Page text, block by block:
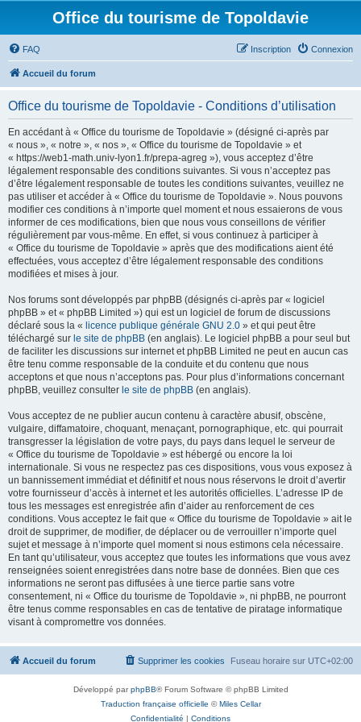
Office du tourisme de Topoldavie
FAQ Connexion
Inscription
Accueil du forum
Office du tourisme de Topoldavie - Conditions d’utilisation
En accédant à « Office du tourisme de Topoldavie » (désigné ci-après par
« nous », « notre », « nos », « Office du tourisme de Topoldavie » et
« https://web1-math.univ-lyon1.fr/prepa-agreg »), vous acceptez d’être
légalement responsable des conditions suivantes. Si vous n’acceptez pas
d’être légalement responsable de toutes les conditions suivantes, veuillez ne
pas utiliser et accéder à « Office du tourisme de Topoldavie ». Nous pouvons
modifier ces conditions à n’importe quel moment et nous essaierons de vous
informer de ces modifications, bien que nous vous conseillons de vérifier
régulièrement par vous-même. En effet, si vous continuez à participer à
« Office du tourisme de Topoldavie » après que des modifications aient été
effectuées, vous acceptez d’être légalement responsable des conditions
modifiées et mises à jour.
Nos forums sont développés par phpBB (désignés ci-après par « logiciel
phpBB » et « phpBB Limited ») qui est un logiciel de forum de discussions
déclaré sous la « licence publique générale GNU 2.0 » et qui peut être
téléchargé sur le site de phpBB (en anglais). Le logiciel phpBB a pour seul but
de faciliter les discussions sur internet et phpBB Limited ne peut en aucun cas
être tenu comme responsable de la conduite et du contenu que nous
acceptons et que nous n’acceptons pas. Pour plus d’informations concernant
phpBB, veuillez consulter le site de phpBB (en anglais).
Vous acceptez de ne publier aucun contenu à caractère abusif, obscène,
vulgaire, diffamatoire, choquant, menaçant, pornographique, etc. qui pourrait
transgresser la législation de votre pays, du pays dans lequel le serveur de
« Office du tourisme de Topoldavie » est hébergé ou encore la loi
internationale. Si vous ne respectez pas ces dispositions, vous vous exposez à
un bannissement immédiat et définitif et nous nous réservons le droit d’avertir
votre fournisseur d’accès à internet et les autorités officielles. L’adresse IP de
tous les messages est enregistrée afin d’aider au renforcement de ces
conditions. Vous acceptez le fait que « Office du tourisme de Topoldavie » ait le
droit de supprimer, de modifier, de déplacer ou de verrouiller n’importe quel
sujet et message à n’importe quel moment si nous estimons cela nécessaire.
En tant qu’utilisateur, vous acceptez que toutes les informations que vous avez
renseignées soient enregistrées dans notre base de données. Bien que ces
informations ne seront pas diffusées à une tierce partie sans votre
consentement, ni « Office du tourisme de Topoldavie », ni phpBB, ne pourront
être tenus comme responsables en cas de tentative de piratage informatique
visant à compromettre vos données.
Accueil du forum Fuseau horaire sur UTC+02:00
Supprimer les cookies
Développé parphpBB® Forum Software © phpBB Limited
Traduction française officielle ©Miles Cellar
Confidentialité | Conditions